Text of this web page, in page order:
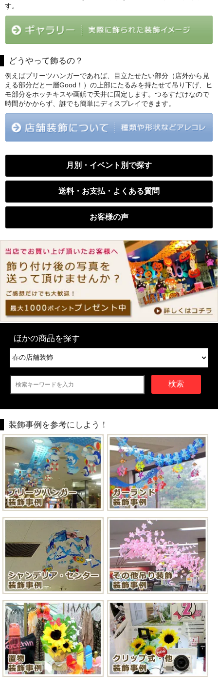
す。
どうやって飾るの？
例えばプリーツハンガーであれば、目立たせたい部分（店外から見
える部分だと一層Good！）の上部にたるみを持たせて吊り下げ、ヒ
モ部分をホッチキスや画鋲で天井に固定します。つるすだけなので
時間がかからず、誰でも簡単にディスプレイできます。
月別・イベント別で探す
送料・お支払・よくある質問
お客様の声
ほかの商品を探す
検索
装飾事例を参考にしよう！